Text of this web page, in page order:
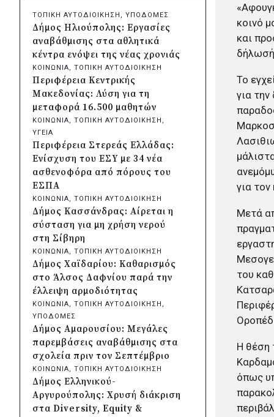
κοινό
και
Το
για
για
Μετά
του
Η θέση
όπως
ιατροτεχνολογικός εξοπλισμός
και αναβάθμιση του ΚΕΦΙΑΠ
Καρδίτσας
πριν από μία μέρα
Δήμος Αθηναίων: 651 δημότες
συμμετείχαν στις δράσεις
διατροφικής υποστήριξης
πριν από μία μέρα
Συνεργασία Περιφέρειας
Κρήτης με Πανεπιστήμιο
Κρήτης και ΙΤΕ για φοιτητικές
εστίες και υποδομές
πριν από μία μέρα
Δήμος Μετεώρων:
Ολοκληρώθηκε το νέο τοιχείο
αντιστήριξης στην είσοδο του
Σκεπαρίου
Δήμος Καισαριανής: Καταδίκη
για την απόπειρα
μπλοκαρίσματος φιλικού
αγώνα στο «Μ.
Κρητικόπουλος»
πριν από μία μέρα
Δήμος Πειραιά: Νέες
ασφαλτοστρώσεις σε Α΄ και Β΄
Δημοτική Κοινότητα με
πρόγραμμα 2 εκατ. ευρώ
πριν από μία μέρα
Η Marko Marković Orkestar
ΤΟΠΙΚΗ ΑΥΤΟΔΙΟΙΚΗΣΗ , ΥΠΟΔΟΜΕΣ
Δήμος Ηλιούπολης: Εργασίες
αναβάθμισης στα αθλητικά
κέντρα ενόψει της νέας χρονιάς
ΚΟΙΝΩΝΙΑ, ΤΟΠΙΚΗ ΑΥΤΟΔΙΟΙΚΗΣΗ
Περιφέρεια Κεντρικής
Μακεδονίας: Λύση για τη
μεταφορά 16.500 μαθητών
ΚΟΙΝΩΝΙΑ, ΤΟΠΙΚΗ ΑΥΤΟΔΙΟΙΚΗΣΗ
ΥΓΕΙΑ
Περιφέρεια Στερεάς Ελλάδας:
Ενίσχυση του ΕΣΥ με 34 νέα
ασθενοφόρα από πόρους του
ΕΣΠΑ
ΚΟΙΝΩΝΙΑ, ΤΟΠΙΚΗ ΑΥΤΟΔΙΟΙΚΗΣΗ
Δήμος Κασσάνδρας: Αίρεται η
σύσταση για μη χρήση νερού
στη Σίβηρη
ΚΟΙΝΩΝΙΑ, ΤΟΠΙΚΗ ΑΥΤΟΔΙΟΙΚΗΣΗ
Δήμος Χαϊδαρίου: Καθαρισμός
στο Άλσος Δαφνίου παρά την
έλλειψη αρμοδιότητας
ΚΟΙΝΩΝΙΑ, ΤΟΠΙΚΗ ΑΥΤΟΔΙΟΙΚΗΣΗ
ΥΠΟΔΟΜΕΣ
Δήμος Αμαρουσίου: Μεγάλες
παρεμβάσεις αναβάθμισης στα
σχολεία πριν τον Σεπτέμβριο
ΚΟΙΝΩΝΙΑ, ΤΟΠΙΚΗ ΑΥΤΟΔΙΟΙΚΗΣΗ
Δήμος Ελληνικού-
Αργυρούπολης: Χρυσή διάκριση
στα Diversity, Equity &